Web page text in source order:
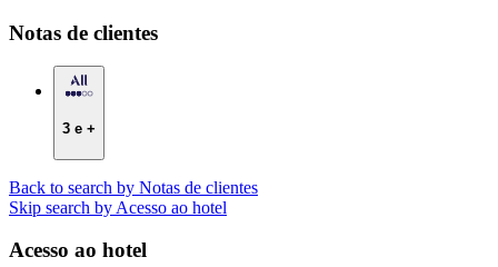
Notas de clientes
3 e +
Back to search by Notas de clientes
Skip search by Acesso ao hotel
Acesso ao hotel